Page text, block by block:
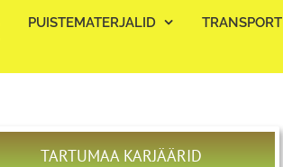
PUISTEMATERJALID TRANSPORT
TARTUMAA KARJÄÄRID